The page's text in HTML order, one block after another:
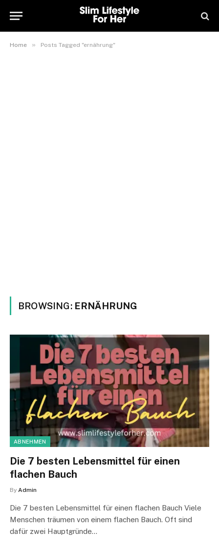
Home » Posts Tagged "ernährung"
BROWSING: ERNÄHRUNG
ABNEHMEN
Die 7 besten Lebensmittel für einen
flachen Bauch
By Admin
Die 7 besten Lebensmittel für einen flachen Bauch Viele
Menschen träumen von einem flachen Bauch. Oft sind
dafür zwei Hauptgründe…